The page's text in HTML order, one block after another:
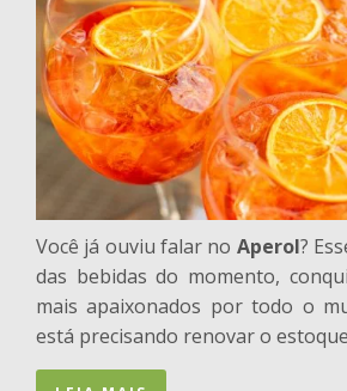
Você já ouviu falar no Aperol?
das bebidas do momento,
mais apaixonados por todo o
está precisando renovar o